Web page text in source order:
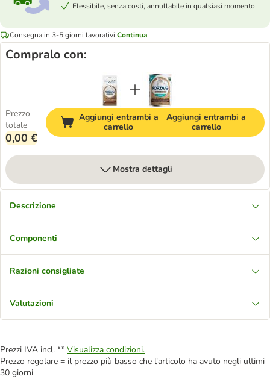
Flessibile, senza costi, annullabile in qualsiasi momento
Consegna in 3-5 giorni lavorativi Continua
Compralo con:
Prezzo
totale
0,00 €
Aggiungi entrambi a
carrello
Aggiungi entrambi a
carrello
Mostra dettagli
Descrizione
Componenti
Razioni consigliate
Valutazioni
Prezzi IVA incl. ** Visualizza condizioni.
Prezzo regolare = il prezzo più basso che l'articolo ha avuto negli ultimi
30 giorni